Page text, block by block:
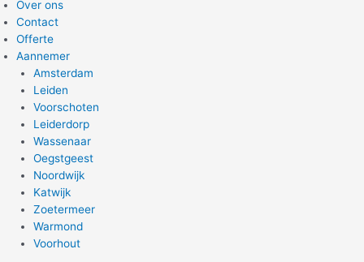
Over ons
Contact
Offerte
Aannemer
Amsterdam
Leiden
Voorschoten
Leiderdorp
Wassenaar
Oegstgeest
Noordwijk
Katwijk
Zoetermeer
Warmond
Voorhout